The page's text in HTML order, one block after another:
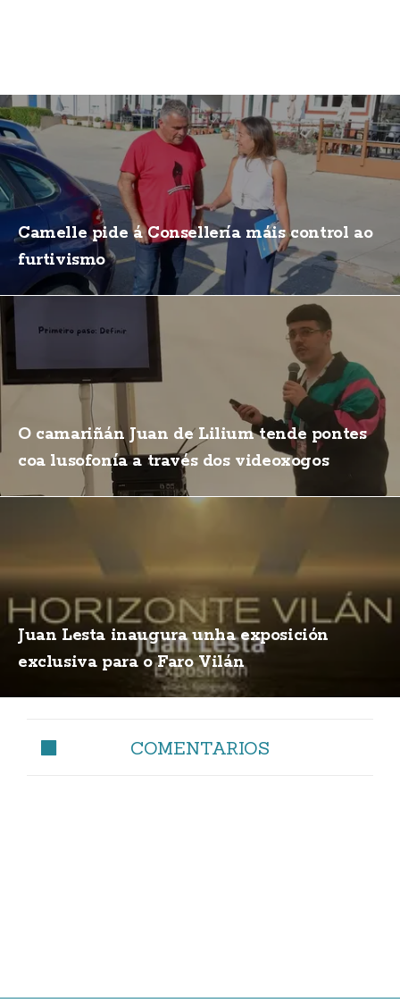
Camelle pide á Consellería máis control ao
furtivismo
O camariñán Juan de Lilium tende pontes
coa lusofonía a través dos videoxogos
Juan Lesta inaugura unha exposición
exclusiva para o Faro Vilán
COMENTARIOS